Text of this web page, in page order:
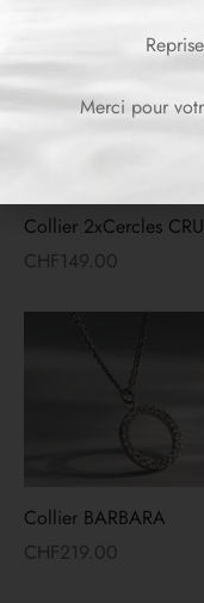
Collier 2xCercles
CHF149.00
Collier BARBARA
CHF219.00
Merci pour